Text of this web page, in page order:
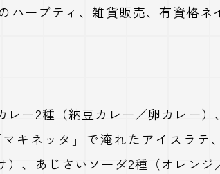
ハーブティ、雑貨販売、有資格ネ
レー2種（納豆カレー／卵カレー
キネッタ」で淹れたアイスラテ
）、あじさいソーダ2種（オレン